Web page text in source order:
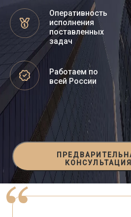
Оперативность
исполнения
поставленных
задач
Работаем по
всей России
КОНСУЛЬТАЦИЯ